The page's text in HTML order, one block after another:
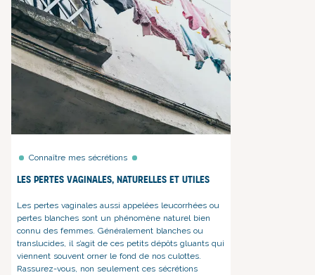
Connaître mes sécrétions
Les pertes vaginales, naturelles et utiles
Les pertes vaginales aussi appelées leucorrhées ou
pertes blanches sont un phénomène naturel bien
connu des femmes. Généralement blanches ou
translucides, il s’agit de ces petits dépôts gluants qui
viennent souvent orner le fond de nos culottes.
Rassurez-vous, non seulement ces sécrétions